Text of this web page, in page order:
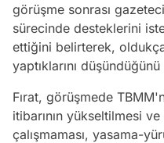
görüşme sonrası
sürecinde desteklerini
ettiğini belirterek,
yaptıklarını
Fırat, görüşmede
itibarının yükseltilmesi
çalışmaması, yasama-